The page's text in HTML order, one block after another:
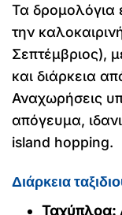
Τα δρομολόγια
την
Σεπτέμβριος),
και διάρκεια
Αναχωρήσεις
απόγευμα,
island hopping.
Διάρκεια
Ταχύπλοα: